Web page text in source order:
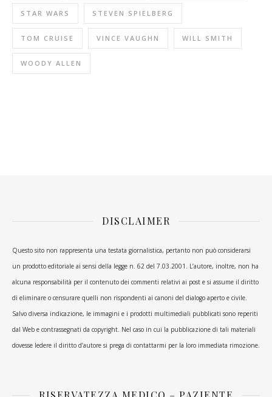
STAR WARS STEVEN SPIELBERG
TOM CRUISE VINCE VAUGHN WILL SMITH
WOODY ALLEN
DISCLAIMER
Questo sito non rappresenta una testata giornalistica, pertanto non può considerarsi
un prodotto editoriale ai sensi della legge n. 62 del 7.03.2001. L’autore, inoltre, non ha
alcuna responsabilità per il contenuto dei commenti relativi ai post e si assume il diritto
di eliminare o censurare quelli non rispondenti ai canoni del dialogo aperto e civile.
Salvo diversa indicazione, le immagini e i prodotti multimediali pubblicati sono reperiti
dal Web e contrassegnati da copyright. Nel caso in cui la pubblicazione di tali materiali
dovesse ledere il diritto d’autore si prega di contattarmi per la loro immediata rimozione.